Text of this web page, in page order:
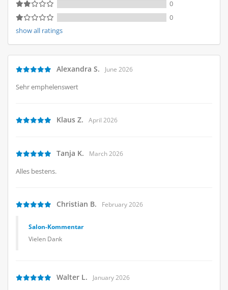
0
0
show all ratings
Alexandra S. June 2026
Sehr emphelenswert
Klaus Z. April 2026
Tanja K. March 2026
Alles bestens.
Christian B. February 2026
Salon-Kommentar
Vielen Dank
Walter L. January 2026